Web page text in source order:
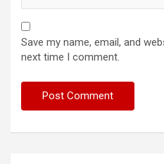
Save my name, email, and
next time I comment.